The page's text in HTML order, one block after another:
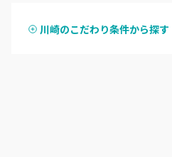
ハンドスカルプ
川崎のこだわり条件から探す